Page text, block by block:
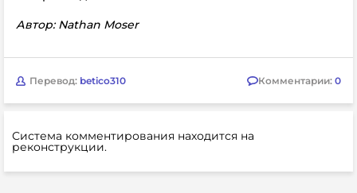
Автор: Nathan Moser
Перевод: betico310 Комментарии: 0
Система комментирования находится на
реконструкции.